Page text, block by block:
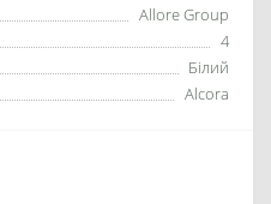
Allore Group
4
Білий
Alcora